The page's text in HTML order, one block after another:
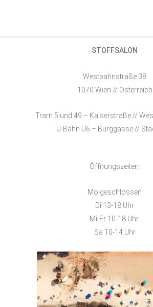
STOFFSALON
Westbahnstraße 38
1070 Wien // Österreich
Tram 5 und 49 – Kaiserstraße //
U-Bahn U6 – Burggasse //
Öffnungszeiten:
Mo geschlossen
Di 13-18 Uhr
Mi-Fr 10-18 Uhr
Sa 10-14 Uhr